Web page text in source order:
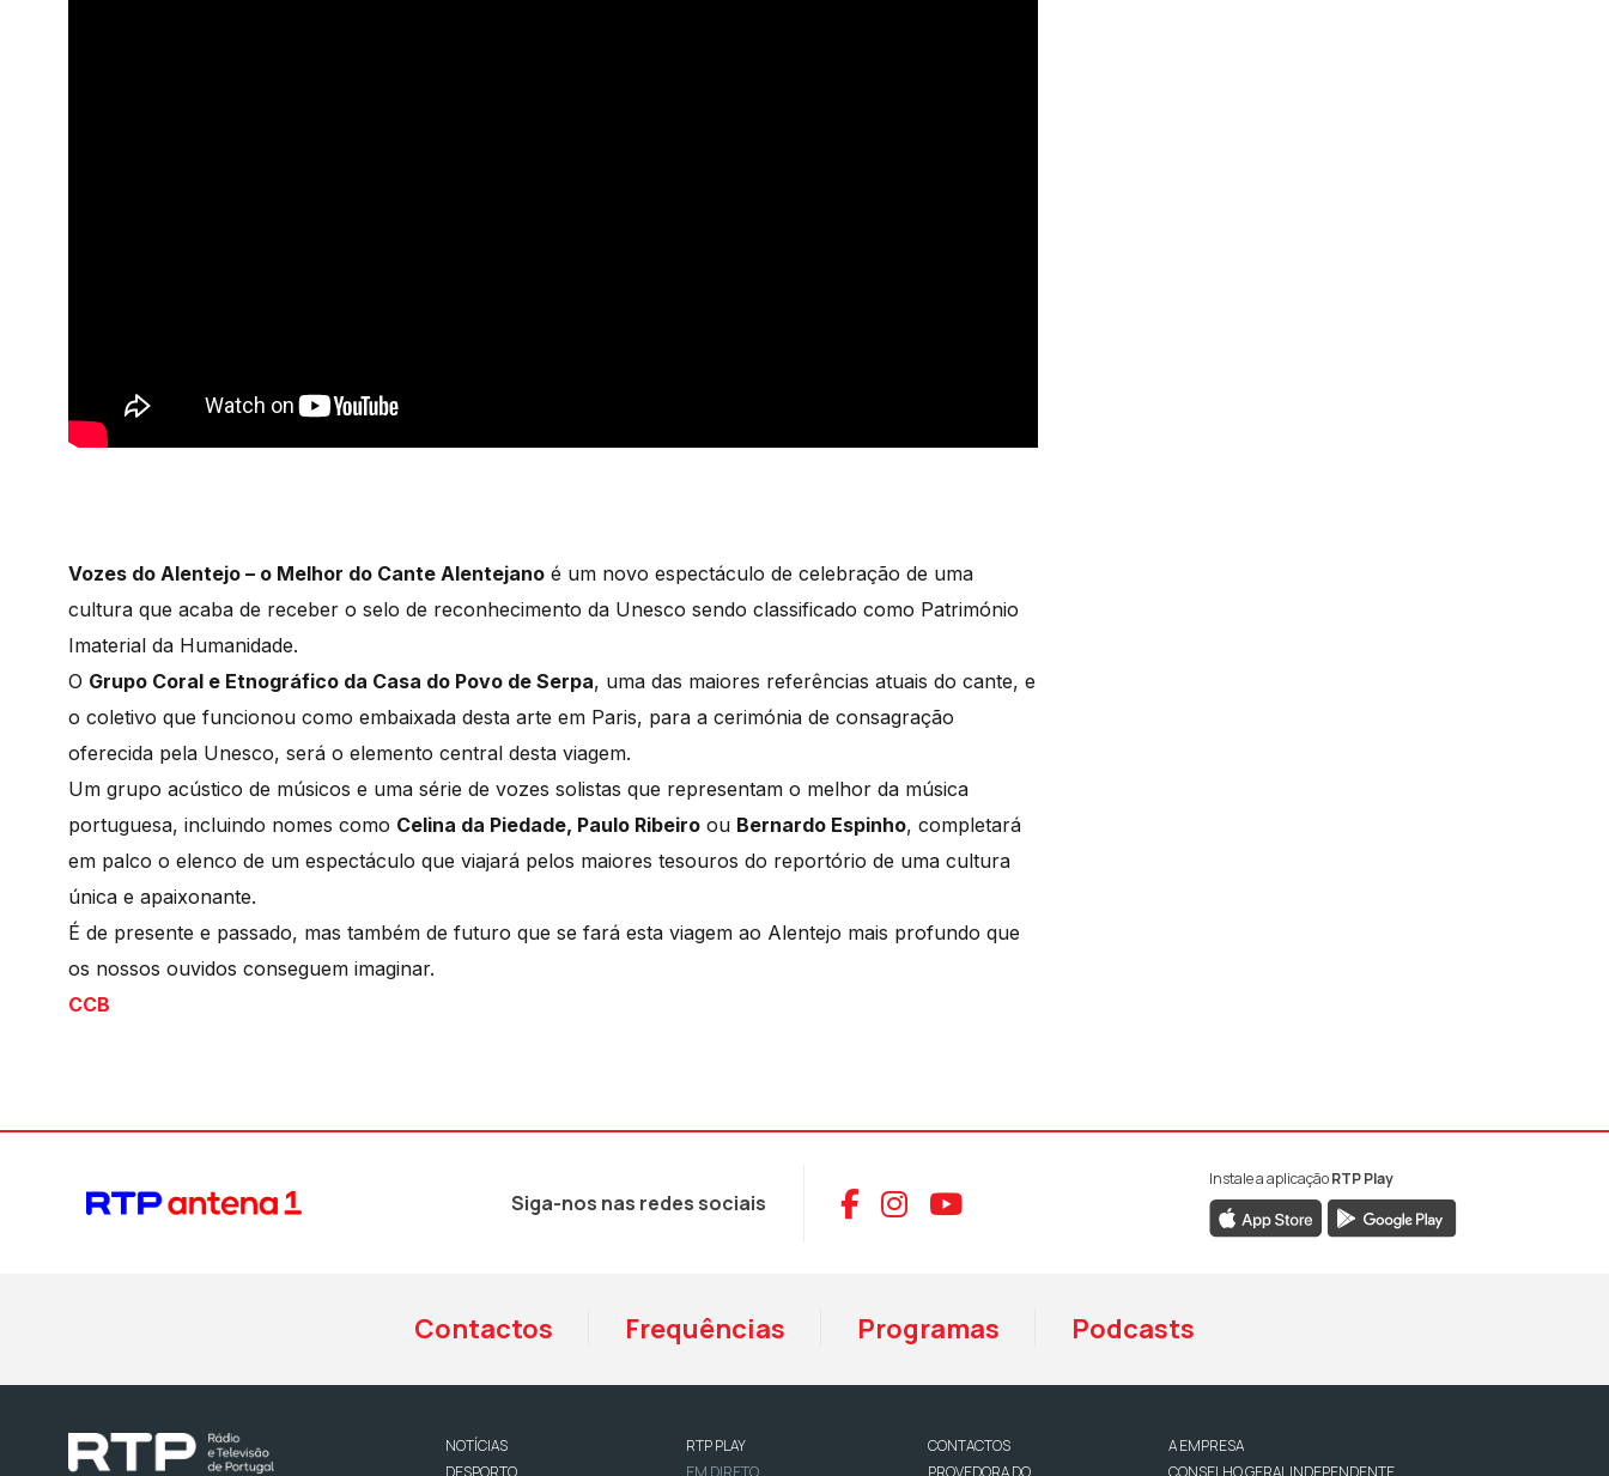
Vozes do Alentejo – o Melhor do Cante Alentejano é um novo espectáculo de celebração de uma
cultura que acaba de receber o selo de reconhecimento da Unesco sendo classificado como Património
Imaterial da Humanidade.
O Grupo Coral e Etnográfico da Casa do Povo de Serpa, uma das maiores referências atuais do cante, e
o coletivo que funcionou como embaixada desta arte em Paris, para a cerimónia de consagração
oferecida pela Unesco, será o elemento central desta viagem.
Um grupo acústico de músicos e uma série de vozes solistas que representam o melhor da música
portuguesa, incluindo nomes como Celina da Piedade, Paulo Ribeiro ou Bernardo Espinho, completará
em palco o elenco de um espectáculo que viajará pelos maiores tesouros do reportório de uma cultura
única e apaixonante.
É de presente e passado, mas também de futuro que se fará esta viagem ao Alentejo mais profundo que
os nossos ouvidos conseguem imaginar.
CCB
Siga-nos nas redes sociais Aceder ao Facebook da RTP Antena 1
Aceder ao Instagram da RTP Antena 1
Aceder ao YouTube da RTP Antena 1
Instale a aplicaçãoRTP Play
Contactos Frequências Programas Podcasts
NOTÍCIAS
RTP PLAY
CONTACTOS
A EMPRESA